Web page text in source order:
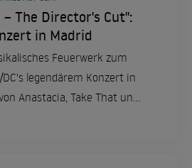
– The Director's Cut":
in Madrid
Feuerwerk zum
DC's legendärem Konzert in
Anastacia, Take That und
voller